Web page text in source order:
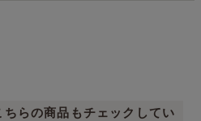
らの商品もチェックしてい